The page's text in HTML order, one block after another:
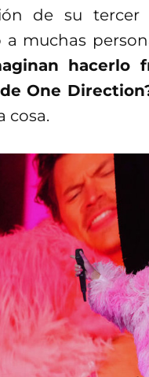
de su tercer
muchas
hacerlo
One
cosa.